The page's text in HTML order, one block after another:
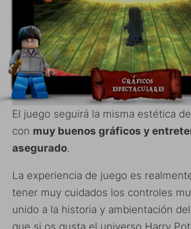
El juego seguirá la misma estética
con muy buenos gráficos y
asegurado.
La experiencia de juego es
tener muy cuidados los controles
unido a la historia y ambientación
que si os gusta el universo Harry